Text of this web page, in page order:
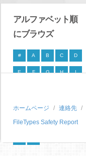
アルファベット順
にブラウズ
# A B C D
E F G H I
P Q R S
T U V W X
ホームページ 連絡先
FileTypes Safety Report